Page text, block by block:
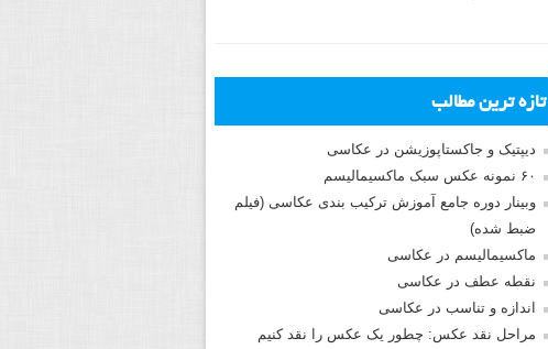
تازه ترین مطالب
دیپتیک و جاکستا‌پوزیشن در عکاسی
۶۰ نمونه عکس سبک ماکسیمالیسم
وبینار دوره جامع آموزش ترکیب بندی عکاسی (فیلم
ضبط شده)
ماکسیمالیسم در عکاسی
نقطه عطف در عکاسی
اندازه و تناسب در عکاسی
مراحل نقد عکس: چطور یک عکس را نقد کنیم